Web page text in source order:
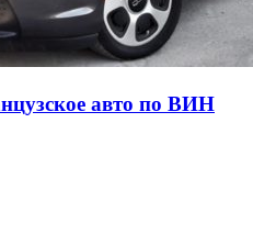
авто по ВИН